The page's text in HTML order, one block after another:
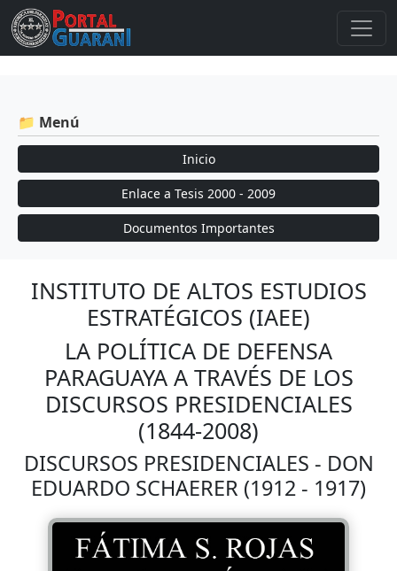
📁 Menú
Inicio
Enlace a Tesis 2000 - 2009
Documentos Importantes
INSTITUTO DE ALTOS ESTUDIOS
ESTRATÉGICOS (IAEE)
LA POLÍTICA DE DEFENSA
PARAGUAYA A TRAVÉS DE LOS
DISCURSOS PRESIDENCIALES
(1844-2008)
DISCURSOS PRESIDENCIALES - DON
EDUARDO SCHAERER (1912 - 1917)